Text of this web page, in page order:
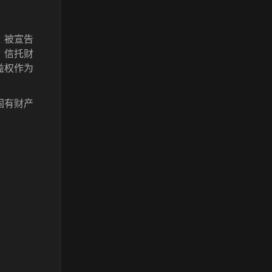
被宣告
信托财
权作为
有财产